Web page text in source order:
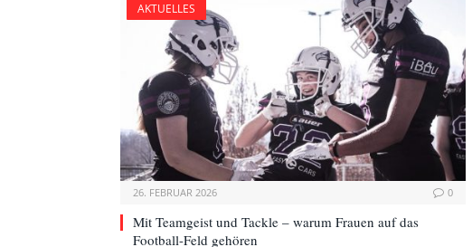
AKTUELLES
26. FEBRUAR 2026 0
Mit Teamgeist und Tackle – warum Frauen auf das
Football-Feld gehören